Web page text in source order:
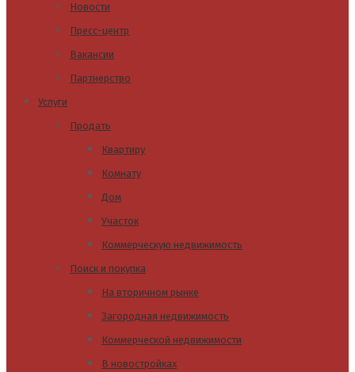
Новости
Пресс-центр
Вакансии
Партнерство
Услуги
Продать
Квартиру
Комнату
Дом
Участок
Коммерческую недвижимость
Поиск и покупка
На вторичном рынке
Загородная недвижимость
Коммерческой недвижимости
В новостройках